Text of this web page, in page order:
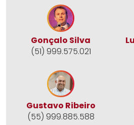
Gonçalo Silva
(51) 999.575.021
Gustavo Ribeiro
(55) 999.885.588